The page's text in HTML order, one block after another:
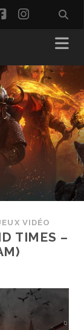
facebook
VIDÉO
TIMES –